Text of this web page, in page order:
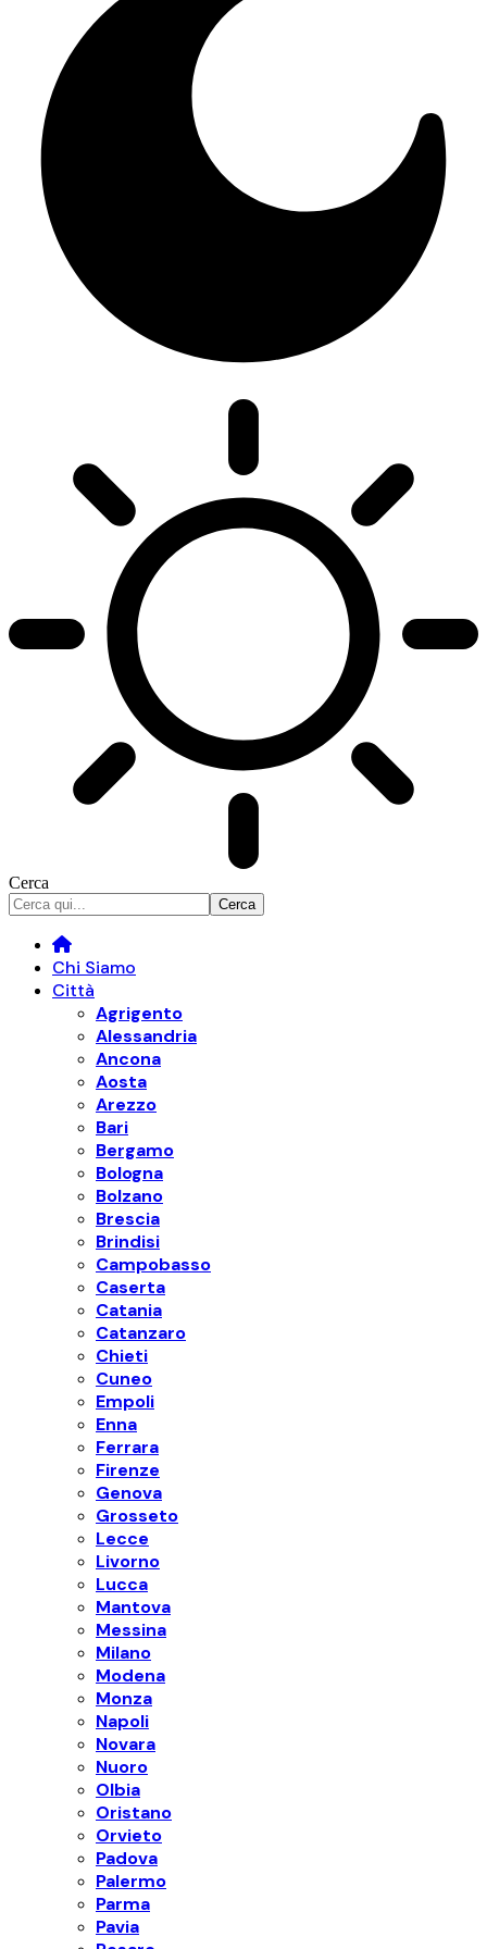
Cerca
Chi Siamo
Città
Agrigento
Alessandria
Ancona
Aosta
Arezzo
Bari
Bergamo
Bologna
Bolzano
Brescia
Brindisi
Campobasso
Caserta
Catania
Catanzaro
Chieti
Cuneo
Empoli
Enna
Ferrara
Firenze
Genova
Grosseto
Lecce
Livorno
Lucca
Mantova
Messina
Milano
Modena
Monza
Napoli
Novara
Nuoro
Olbia
Oristano
Orvieto
Padova
Palermo
Parma
Pavia